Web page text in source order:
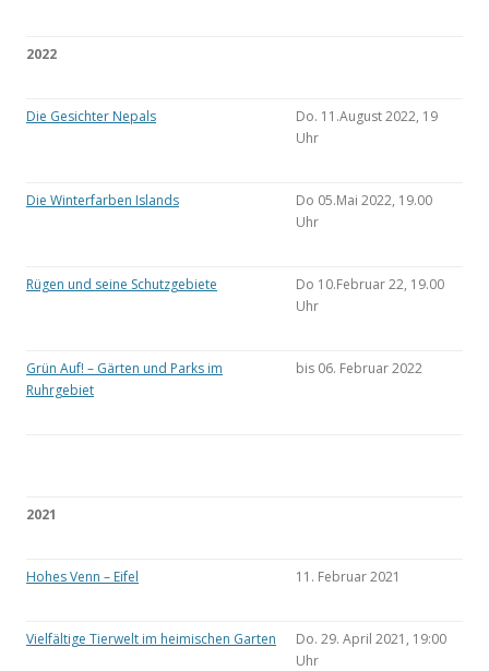
2022
Die Gesichter Nepals
Do. 11.August 2022, 19
Uhr
Die Winterfarben Islands
Do 05.Mai 2022, 19.00
Uhr
Rügen und seine Schutzgebiete
Do 10.Februar 22, 19.00
Uhr
Grün Auf! – Gärten und Parks im
Ruhrgebiet
bis 06. Februar 2022
2021
Hohes Venn – Eifel 11. Februar 2021
Vielfältige Tierwelt im heimischen Garten
Do. 29. April 2021, 19:00
Uhr